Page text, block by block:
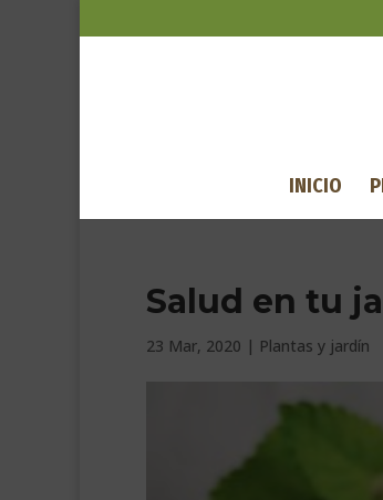
INICIO
Salud en tu
23 Mar, 2020 | Plantas y jardín